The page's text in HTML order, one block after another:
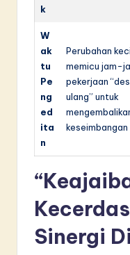
k
W
ak
tu
Pe
ng
ed
ita
n
Perubahan
memicu jam-
pekerjaan
ulang” untuk
keseimbangan
Sinergi